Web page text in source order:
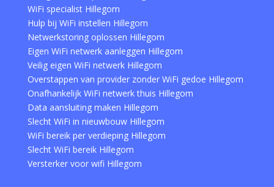
WiFi specialist Hillegom
Hulp bij WiFi instellen Hillegom
Netwerkstoring oplossen Hillegom
Eigen WiFi netwerk aanleggen Hillegom
Veilig eigen WiFi netwerk Hillegom
Overstappen van provider zonder WiFi gedoe Hillegom
Onafhankelijk WiFi netwerk thuis Hillegom
Data aansluiting maken Hillegom
Slecht WiFi in nieuwbouw Hillegom
WiFi bereik per verdieping Hillegom
Slecht WiFi bereik Hillegom
Versterker voor wifi Hillegom